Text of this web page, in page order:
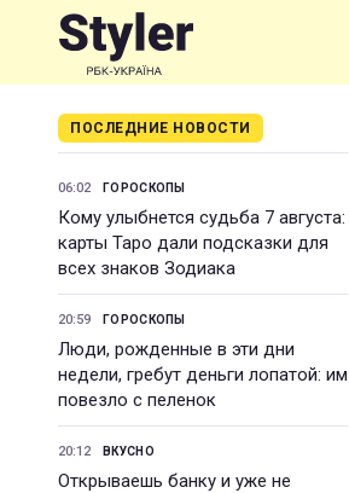
ПОСЛЕДНИЕ НОВОСТИ
06:02 ГОРОСКОПЫ
Кому улыбнется судьба 7 августа:
карты Таро дали подсказки для
всех знаков Зодиака
20:59 ГОРОСКОПЫ
Люди, рожденные в эти дни
недели, гребут деньги лопатой: им
повезло с пеленок
20:12 ВКУСНО
Открываешь банку и уже не